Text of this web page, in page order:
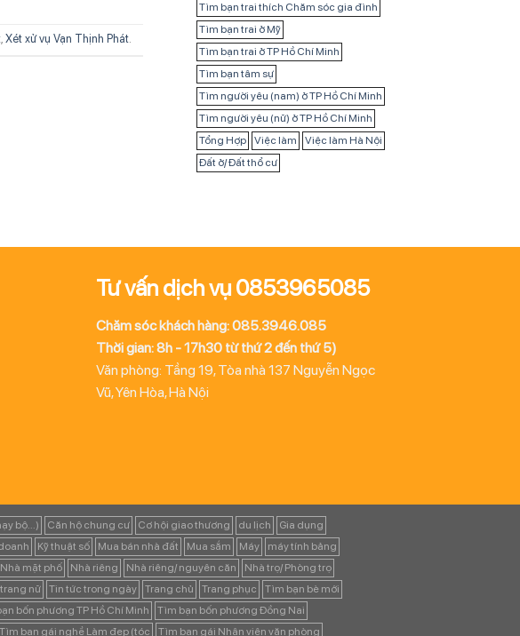
, Xét xử vụ Vạn Thịnh Phát.
Tìm bạn trai thích Chăm sóc gia đình
Tìm bạn trai ở Mỹ
Tìm bạn trai ở TP Hồ Chí Minh
Tìm bạn tâm sự
Tìm người yêu (nam) ở TP Hồ Chí Minh
Tìm người yêu (nữ) ở TP Hồ Chí Minh
Tổng Hợp
Việc làm
Việc làm Hà Nội
Đất ở/ Đất thổ cư
Tư vấn dịch vụ 0853965085
Chăm sóc khách hàng: 085.3946.085
Thời gian: 8h - 17h30 từ thứ 2 đến thứ 5)
Văn phòng: Tầng 19, Tòa nhà 137 Nguyễn Ngọc
Vũ, Yên Hòa, Hà Nội
bộ...) Căn hộ chung cư Cơ hội giao thương du lịch
Gia dụng
Kỹ thuật số Mua bán nhà đất Mua sắm Máy
máy tính bảng
Nhà mặt phố Nhà riêng Nhà riêng/ nguyên căn
Nhà trọ/ Phòng trọ
nữ Tin tức trong ngày Trang chủ Trang phục
Tìm bạn bè mới
bốn phương TP Hồ Chí Minh
Tìm bạn bốn phương Đồng Nai
Tìm bạn gái nghề Làm đẹp (tóc Tìm bạn gái Nhân viên văn phòng